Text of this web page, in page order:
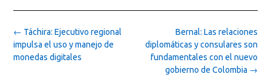
Post
navigation
Bernal: Las relaciones
diplomáticas y consulares son
fundamentales con el nuevo
gobierno de Colombia →
← Táchira: Ejecutivo regional
impulsa el uso y manejo de
monedas digitales